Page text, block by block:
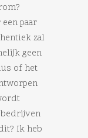
paar
zal
geen
of het
Ik heb